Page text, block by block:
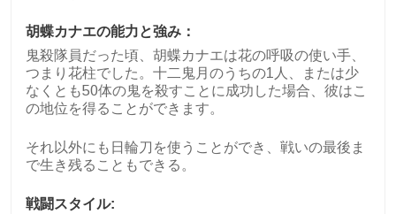
胡蝶カナエの能力と強み：
鬼殺隊員だった頃、胡蝶カナエは花の呼吸の使い手、
つまり花柱でした。十二鬼月のうちの1人、または少
なくとも50体の鬼を殺すことに成功した場合、彼はこ
の地位を得ることができます。
それ以外にも日輪刀を使うことができ、戦いの最後ま
で生き残ることもできる。
戦闘スタイル: